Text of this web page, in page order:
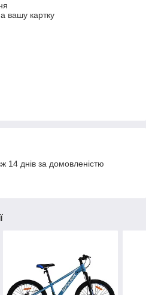
вашу картку
14 днів за домовленістю